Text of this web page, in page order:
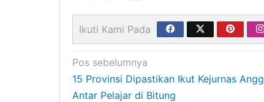
Ikuti Kami Pada
Navigasi
pos
Pos sebelumnya
15 Provinsi Dipastikan Ikut Kejurnas
Antar Pelajar di Bitung